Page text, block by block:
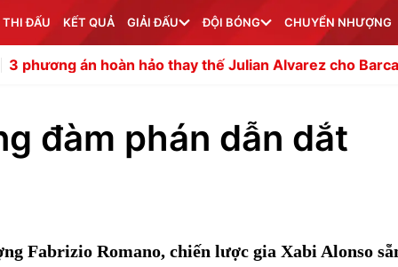
THI ĐẤU KẾT QUẢ GIẢI ĐẤU ĐỘI BÓNG CHUYỂN NHƯỢNG
hảo thay thế Julian Alvarez cho Barca Mudryk
đàm phán dẫn dắt
Fabrizio Romano, chiến lược gia Xabi Alonso